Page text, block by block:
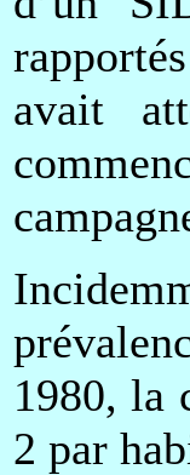
avait
1980, la
2 par